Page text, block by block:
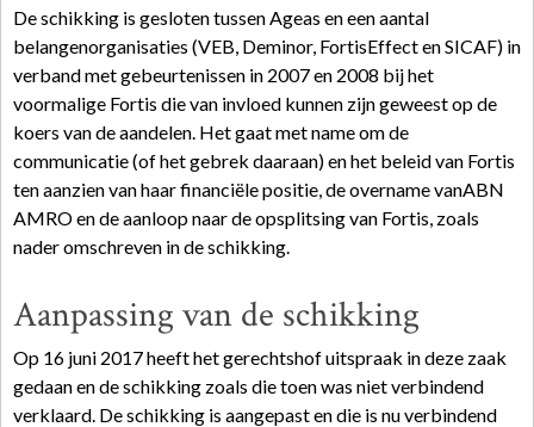
De schikking is gesloten tussen Ageas en een aantal
belangenorganisaties (VEB, Deminor, FortisEffect en SICAF) in
verband met gebeurtenissen in 2007 en 2008 bij het
voormalige Fortis die van invloed kunnen zijn geweest op de
koers van de aandelen. Het gaat met name om de
communicatie (of het gebrek daaraan) en het beleid van Fortis
ten aanzien van haar financiële positie, de overname vanABN
AMRO en de aanloop naar de opsplitsing van Fortis, zoals
nader omschreven in de schikking.
Aanpassing van de schikking
Op 16 juni 2017 heeft het gerechtshof uitspraak in deze zaak
gedaan en de schikking zoals die toen was niet verbindend
verklaard. De schikking is aangepast en die is nu verbindend